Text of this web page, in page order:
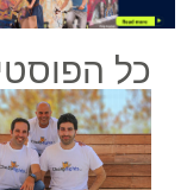
כל